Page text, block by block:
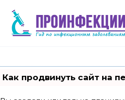
Как продвинуть сайт на